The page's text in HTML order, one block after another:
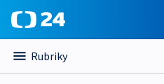
Rubriky